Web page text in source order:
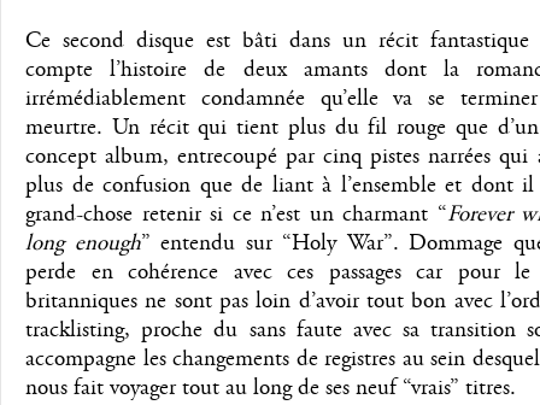
Ce second disque est bâti dans un récit
compte l’histoire de deux amants dont la
irrémédiablement condamnée qu’elle va se
meurtre. Un récit qui tient plus du fil rouge que
concept album, entrecoupé par cinq pistes narrées qui
plus de confusion que de liant à l’ensemble et dont il
grand-chose retenir si ce n’est un charmant “Forever
long enough” entendu sur “Holy War”. Dommage
perde en cohérence avec ces passages car pour
britanniques ne sont pas loin d’avoir tout bon avec
tracklisting, proche du sans faute avec sa transition
accompagne les changements de registres au sein
nous fait voyager tout au long de ses neuf “vrais” titres.